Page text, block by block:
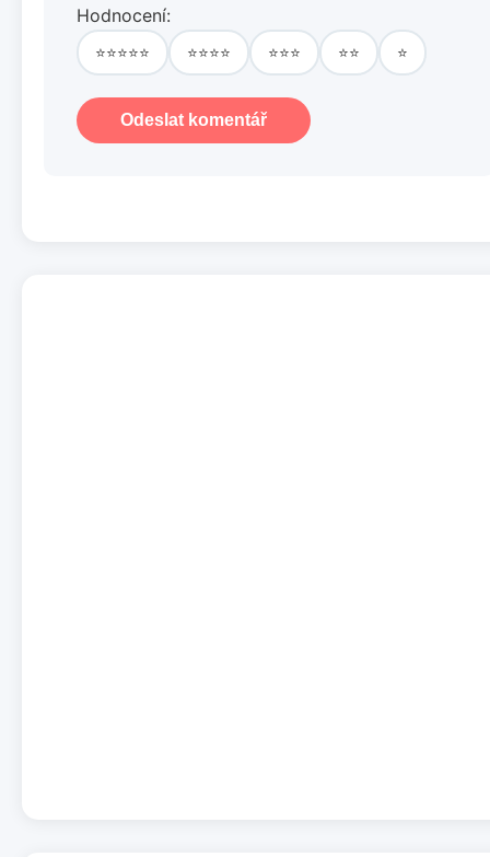
Hodnocení:
⭐⭐⭐⭐⭐ ⭐⭐⭐⭐ ⭐⭐⭐ ⭐⭐ ⭐
Odeslat komentář